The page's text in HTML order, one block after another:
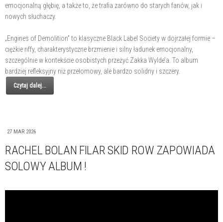
emocjonalną głębię, a także to, że trafia zarówno do starych fanów, jak i
nowych słuchaczy.
„Engines of Demolition” to klasyczne Black Label Society w dojrzałej formie –
ciężkie riffy, charakterystyczne brzmienie i silny ładunek emocjonalny,
szczególnie w kontekście osobistych przeżyć Zakka Wylde’a. To album
bardziej refleksyjny niż przełomowy, ale bardzo solidny i szczery.
Czytaj dalej...
27 MAR 2026
RACHEL BOLAN FILAR SKID ROW ZAPOWIADA
SOLOWY ALBUM !